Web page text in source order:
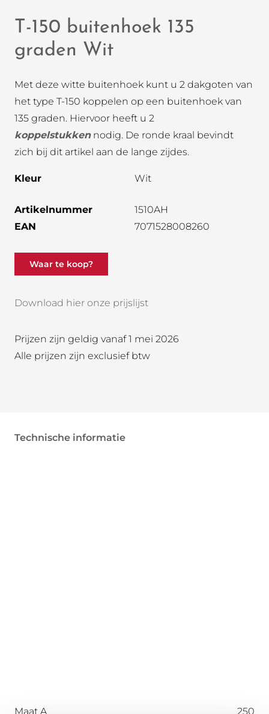
T-150 buitenhoek 135
graden Wit
Met deze witte buitenhoek kunt u 2 dakgoten van
het type T-150 koppelen op een buitenhoek van
135 graden. Hiervoor heeft u 2
koppelstukkennodig. De ronde kraal bevindt
zich bij dit artikel aan de lange zijdes.
Kleur Wit
Artikelnummer
1510AH
EAN
7071528008260
Waar te koop?
Download hier onze prijslijst
Prijzen zijn geldig vanaf 1 mei 2026
Alle prijzen zijn exclusief btw
Technische informatie
Maat A 250